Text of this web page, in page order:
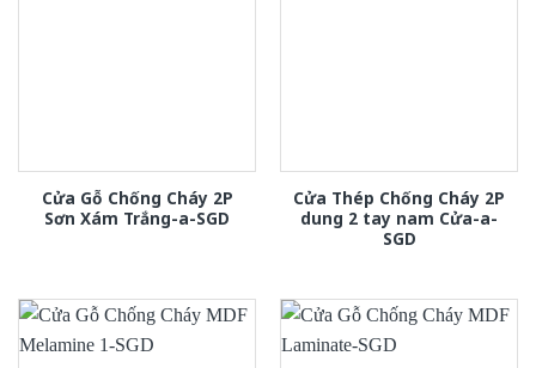
Cửa Gỗ Chống Cháy 2P
Sơn Xám Trắng-a-SGD
Cửa Thép Chống Cháy 2P
dung 2 tay nam Cửa-a-
SGD